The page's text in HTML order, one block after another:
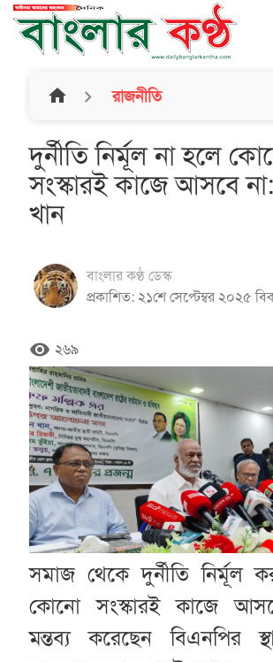
home রাজনীতি
দুর্নীতি নির্মূল না হলে
সংস্কারই কাজে আসবে
খান
বাংলার কণ্ঠ ডেস্ক
প্রকাশিত: ২১শে সেপ্টেম্বর ২০২৫
remove_red_eye ২৬৯
সমাজ থেকে দুর্নীতি নির্মূল
কোনো সংস্কারই কাজে
মন্তব্য করেছেন বিএনপির